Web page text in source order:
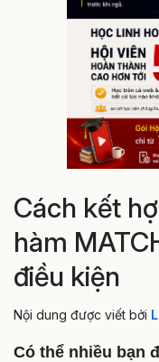
Cách kết
hàm
điều kiện
Nội dung được viết bởi
Có thể nhiều bạn